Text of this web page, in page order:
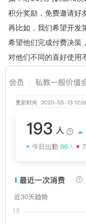
积分奖励，免费邀请好
再比如，我们希望开发
希望他们完成付费决策
对他们不同的喜好使用